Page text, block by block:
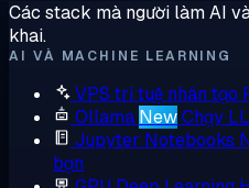
Các stack mà người làm AI
khai.
AI VÀ MACHINE LEARNING
VPS trí tuệ nhân tạo
Ollama NewChạy
Jupyter Notebooks
bạn